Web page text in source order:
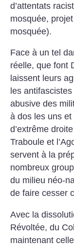
d’attentats
mosquée,
mosquée).
Face à un tel
réelle, que font
laissent leurs
les
abusive des
à dos les uns
d’extrême
Traboule et
servent à la
nombreux
du milieu néo-
de faire cesser
Avec la
Révoltée, du
maintenant